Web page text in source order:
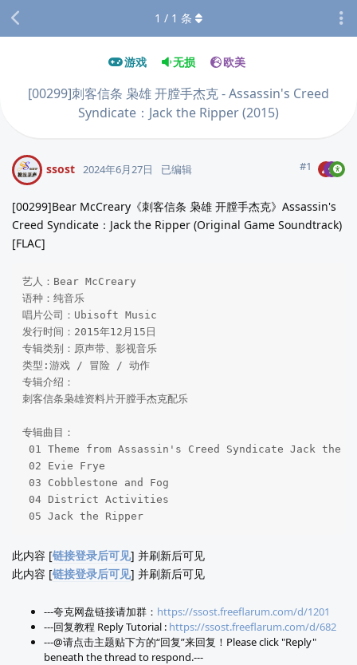
游戏 无损 欧美
[00299]刺客信条 枭雄 开膛手杰克 - Assassin's Creed
Syndicate：Jack the Ripper (2015)
1 / 1 条
ssost 2024年6月27日 已编辑 #1
[00299]Bear McCreary《刺客信条 枭雄 开膛手杰克》Assassin's
Creed Syndicate：Jack the Ripper (Original Game Soundtrack)
[FLAC]
艺人：Bear McCreary
语种：纯音乐
唱片公司：Ubisoft Music
发行时间：2015年12月15日
专辑类别：原声带、影视音乐
类型:游戏 / 冒险 / 动作
专辑介绍：
刺客信条枭雄资料片开膛手杰克配乐
专辑曲目：
01 Theme from Assassin's Creed Syndicate Jack the
02 Evie Frye
03 Cobblestone and Fog
04 District Activities
05 Jack the Ripper
此内容 [链接登录后可见] 并刷新后可见
此内容 [链接登录后可见] 并刷新后可见
---夸克网盘链接请加群： https://ssost.freeflarum.com/d/1201
---回复教程 Reply Tutorial : https://ssost.freeflarum.com/d/682
---@请点击主题贴下方的“回复”来回复！Please click "Reply"
beneath the thread to respond.---